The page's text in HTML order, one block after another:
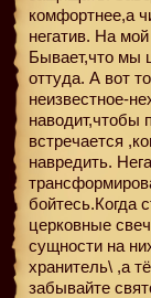
комфортнее,а
негатив. На
Бывает,что мы
оттуда. А вот
неизвестное-
наводит,чтобы
встречается
навредить.
бойтесь.Когда
церковные
сущности на
хранитель\ ,а
забывайте